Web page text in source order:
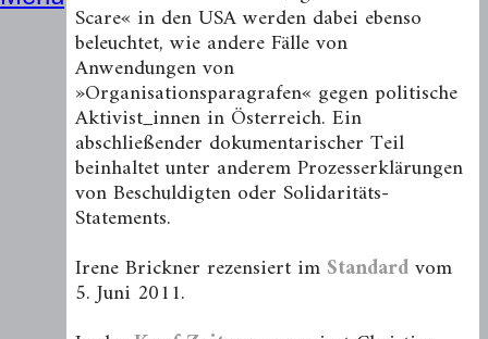
Scare« in den USA werden dabei ebenso
beleuchtet, wie andere Fälle von
Anwendungen von
»Organisationsparagrafen« gegen politische
Aktivist_innen in Österreich. Ein
abschließender dokumentarischer Teil
beinhaltet unter anderem Prozesserklärungen
von Beschuldigten oder Solidaritäts-
Statements.
Irene Brickner rezensiert im Standardvom
5. Juni 2011.